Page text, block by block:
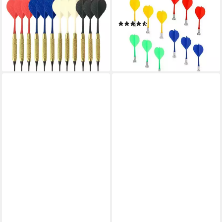
Dartpfeil Dartpfeile mit
Kunststoffspitze 12 St.,
Riffelungen für perfekten Halt
25,99 €
UVP 34,99 €
-26%
lieferbar - in 2-3 Werktagen bei dir
Dartpfeil Dartpfeile Magnet 12
Stk., mehrfarbig
14,99 € UVP 21,99 €
-32%
lieferbar - in 2-3 Werktagen bei dir